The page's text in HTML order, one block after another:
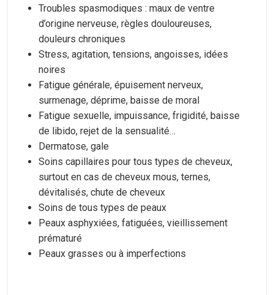
Troubles spasmodiques : maux de ventre
d’origine nerveuse, règles douloureuses,
douleurs chroniques
Stress, agitation, tensions, angoisses, idées
noires
Fatigue générale, épuisement nerveux,
surmenage, déprime, baisse de moral
Fatigue sexuelle, impuissance, frigidité, baisse
de libido, rejet de la sensualité…
Dermatose, gale
Soins capillaires pour tous types de cheveux,
surtout en cas de cheveux mous, ternes,
dévitalisés, chute de cheveux
Soins de tous types de peaux
Peaux asphyxiées, fatiguées, vieillissement
prématuré
Peaux grasses ou à imperfections